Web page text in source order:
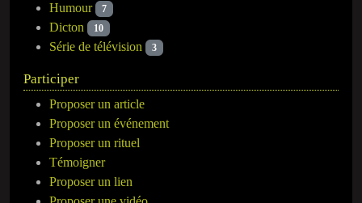
Humour 7
Dicton 10
Série de télévision 3
Participer
Proposer un article
Proposer un événement
Proposer un rituel
Témoigner
Proposer un lien